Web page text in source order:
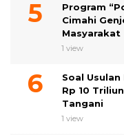
Program
Cimahi
Masyarakat
1 view
Soal
Rp 10
Tangani
1 view